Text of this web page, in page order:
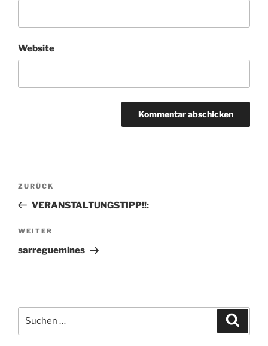
Website
Beitragsnavigation
Vorheriger
Beitrag
ZURÜCK
VERANSTALTUNGSTIPP!!:
Nächster
Beitrag
WEITER
sarreguemines
Suchen